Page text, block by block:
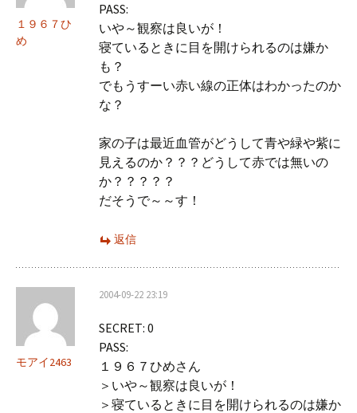
１９６７ひ
め
PASS:
いや～観察は良いが！
寝ているときに目を開けられるのは嫌か
も？
でもうすーい赤い線の正体はわかったのか
な？
家の子は最近血管がどうして青や緑や紫に
見えるのか？？？どうして赤では無いの
か？？？？？
だそうで～～す！
返信
モアイ2463
2004-09-22 23:19
SECRET: 0
PASS:
１９６７ひめさん
＞いや～観察は良いが！
＞寝ているときに目を開けられるのは嫌か